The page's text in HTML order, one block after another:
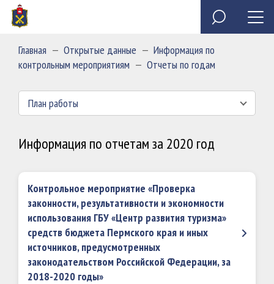
Миссия
Сведения о доходах, расходах, об имуществе и
обязательствах имущественного характера
председателя и государственных гражданских
Специальное программное обеспечение «Анкета
Обзор обращений граждан
Главная — Открытые данные — Информация по
контрольным мероприятиям — Отчеты по годам
План работы
Информация по отчетам за 2020 год
Контрольное мероприятие «Проверка
законности, результативности и экономности
использования ГБУ «Центр развития туризма»
средств бюджета Пермского края и иных
источников, предусмотренных
законодательством Российской Федерации, за
2018-2020 годы»